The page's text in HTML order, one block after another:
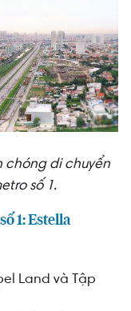
chóng di chuyển
số 1.
1: Estella
Land và Tập